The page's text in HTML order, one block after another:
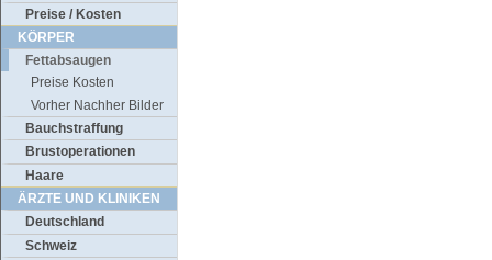
Preise / Kosten
KÖRPER
Fettabsaugen
Preise Kosten
Vorher Nachher Bilder
Bauchstraffung
Brustoperationen
Haare
ÄRZTE UND KLINIKEN
Deutschland
Schweiz